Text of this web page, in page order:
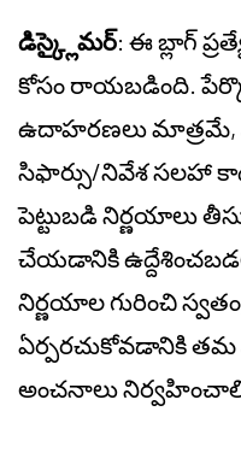
డిస్క్లైమర్: ఈ బ్లాగ్
కోసం రాయబడింది.
ఉదాహరణలు మాత్రమే,
సిఫార్సు/నివేశ సలహా
పెట్టుబడి నిర్ణయాలు
చేయడానికి
నిర్ణయాల గురించి
ఏర్పరచుకోవడానికి
అంచనాలు